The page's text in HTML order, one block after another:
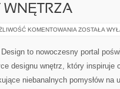
WNĘTRZA
KOMENTOWANIA OŚWIETLENIE
WNĘTRZA
ZOSTAŁA
Design to nowoczesny portal
designu wnętrz, który inspiruje
niebanalnych pomysłów na